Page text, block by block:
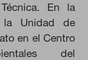
En la
Unidad de
en el Centro
del